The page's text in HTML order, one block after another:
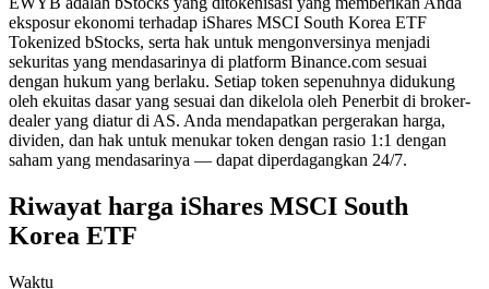
eksposur ekonomi terhadap iShares MSCI South Korea ETF
Tokenized bStocks, serta hak untuk mengonversinya menjadi
sekuritas yang mendasarinya di platform Binance.com sesuai
dengan hukum yang berlaku. Setiap token sepenuhnya didukung
oleh ekuitas dasar yang sesuai dan dikelola oleh Penerbit di broker-
dealer yang diatur di AS. Anda mendapatkan pergerakan harga,
dividen, dan hak untuk menukar token dengan rasio 1:1 dengan
saham yang mendasarinya — dapat diperdagangkan 24/7.
Riwayat harga iShares MSCI South
Korea ETF
Waktu